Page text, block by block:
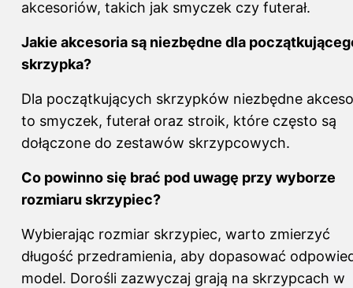
akcesoriów, takich jak smyczek czy futerał.
Jakie akcesoria są niezbędne dla
skrzypka?
Dla początkujących skrzypków niezbędne
to smyczek, futerał oraz stroik, które często są
dołączone do zestawów skrzypcowych.
Co powinno się brać pod uwagę przy wyborze
rozmiaru skrzypiec?
Wybierając rozmiar skrzypiec, warto zmierzyć
długość przedramienia, aby dopasować
model. Dorośli zazwyczaj grają na skrzypcach w